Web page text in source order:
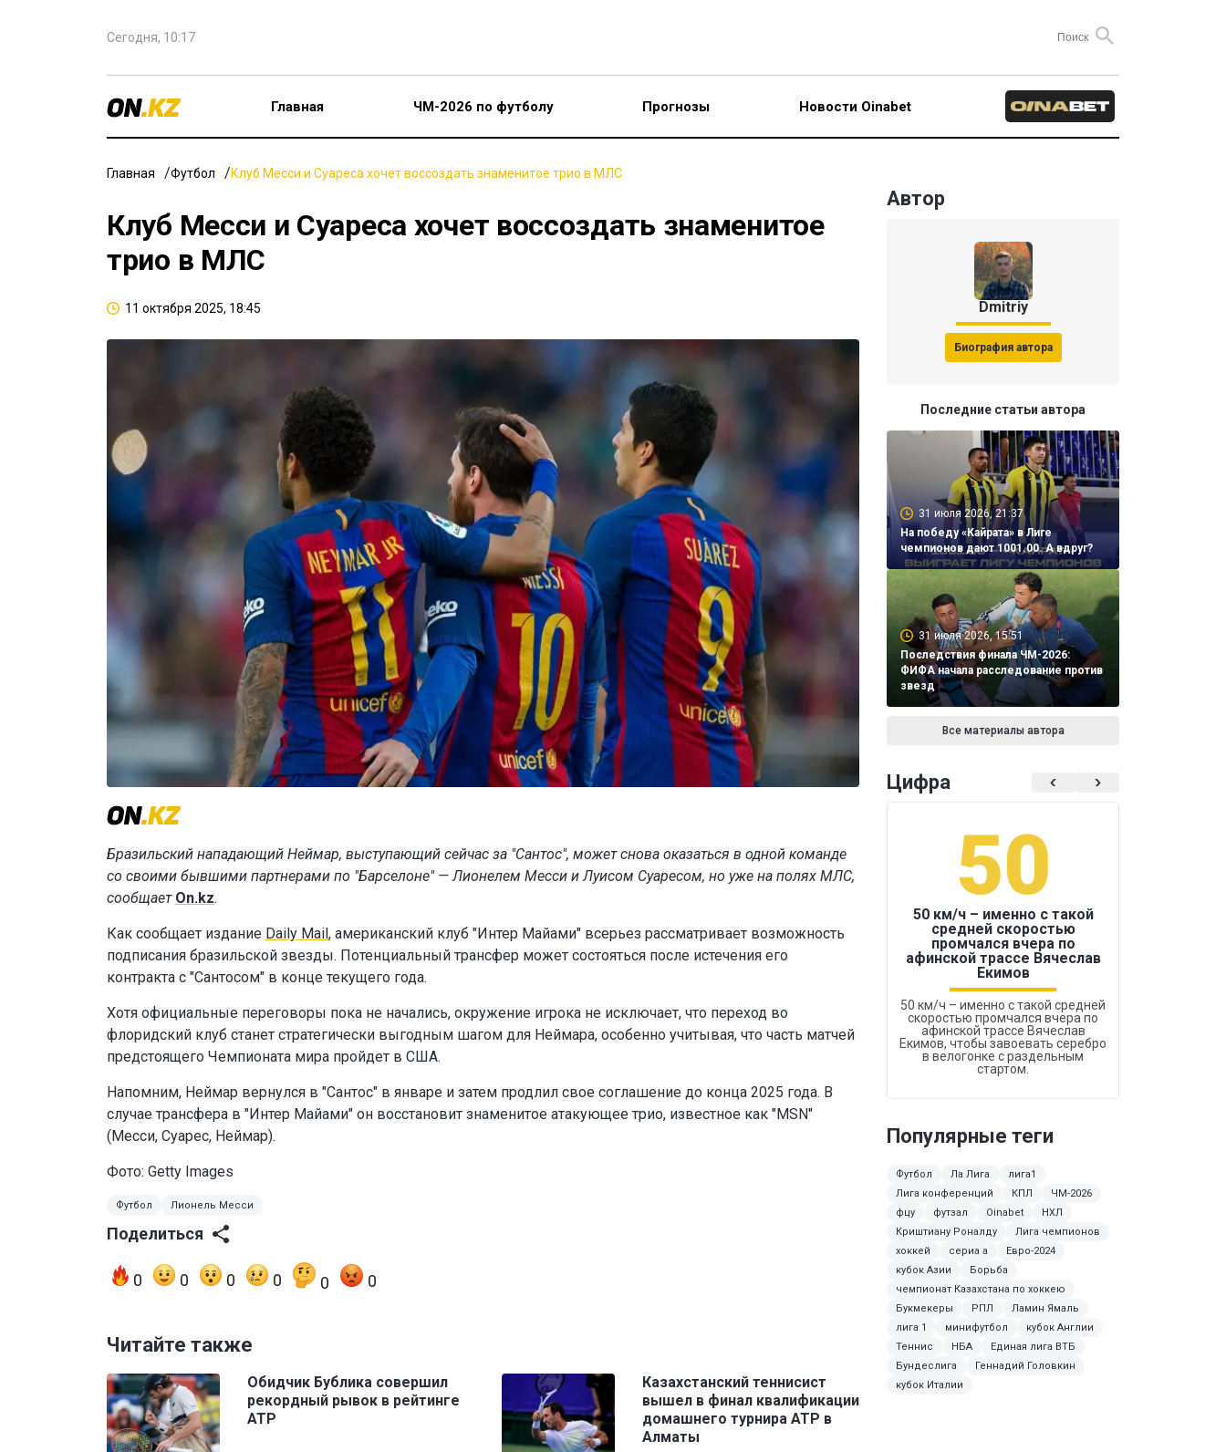
Сегодня, 10:17
Главная ЧМ-2026 по футболу Прогнозы Новости Oinabet
Главная Футбол Клуб Месси и Суареса хочет воссоздать знаменитое трио в МЛС
Клуб Месси и Суареса хочет воссоздать знаменитое
трио в МЛС
11 октября 2025, 18:45
Бразильский нападающий Неймар, выступающий сейчас за "Сантос", может снова оказаться в одной команде
со своими бывшими партнерами по "Барселоне" — Лионелем Месси и Луисом Суаресом, но уже на полях МЛС,
сообщает On.kz.
Как сообщает издание Daily Mail, американский клуб "Интер Майами" всерьез рассматривает возможность
подписания бразильской звезды. Потенциальный трансфер может состояться после истечения его
контракта с "Сантосом" в конце текущего года.
Хотя официальные переговоры пока не начались, окружение игрока не исключает, что переход во
флоридский клуб станет стратегически выгодным шагом для Неймара, особенно учитывая, что часть матчей
предстоящего Чемпионата мира пройдет в США.
Напомним, Неймар вернулся в "Сантос" в январе и затем продлил свое соглашение до конца 2025 года. В
случае трансфера в "Интер Майами" он восстановит знаменитое атакующее трио, известное как "MSN"
(Месси, Суарес, Неймар).
Фото: Getty Images
Футбол Лионель Месси
Поделиться
0 0 0 0 0 0
Читайте также
Обидчик Бублика совершил
рекордный рывок в рейтинге
ATP
Казахстанский теннисист
вышел в финал квалификации
домашнего турнира ATP в
Алматы
Автор
Dmitriy
Биография автора
Последние статьи автора
31 июля 2026, 21:37
На победу «Кайрата» в Лиге
чемпионов дают 1001.00. А вдруг?
31 июля 2026, 15:51
Последствия финала ЧМ-2026:
ФИФА начала расследование против
звезд
Все материалы автора
Цифра
50
50 км/ч – именно с такой
средней скоростью
промчался вчера по
афинской трассе Вячеслав
Екимов
50 км/ч – именно с такой средней
скоростью промчался вчера по
афинской трассе Вячеслав
Екимов, чтобы завоевать серебро
в велогонке с раздельным
стартом.
Популярные теги
Футбол Ла Лига
лига1
Лига конференций
КПЛ
ЧМ-2026
фцу
футзал Oinabet
НХЛ
Криштиану Роналду
Лига чемпионов
хоккей
сериа а
Евро-2024
кубок Азии
Борьба
чемпионат Казахстана по хоккею
Букмекеры
РПЛ
Ламин Ямаль
лига 1
минифутбол
кубок Англии
Теннис
НБА
Единая лига ВТБ
Бундеслига
Геннадий Головкин
кубок Италии